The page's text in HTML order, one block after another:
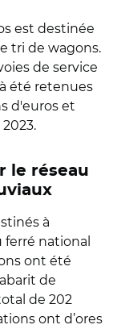
est destinée
tri de wagons.
de service
été retenues
d'euros et
le réseau
à
ferré national
ont été
de
de 202
ont d’ores